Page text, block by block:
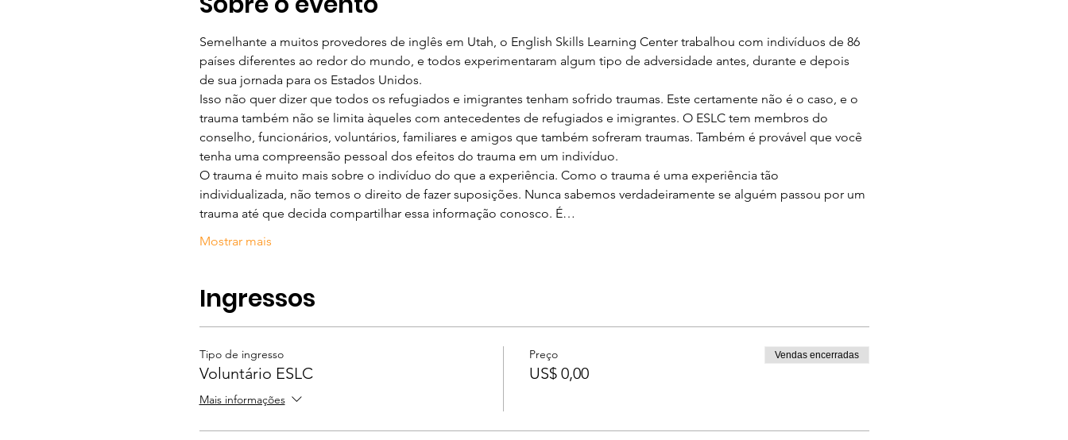
Semelhante a muitos provedores de inglês em Utah, o English Skills Learning Center trabalhou com indivíduos de 86
países diferentes ao redor do mundo, e todos experimentaram algum tipo de adversidade antes, durante e depois
de sua jornada para os Estados Unidos.
Isso não quer dizer que todos os refugiados e imigrantes tenham sofrido traumas. Este certamente não é o caso, e o
trauma também não se limita àqueles com antecedentes de refugiados e imigrantes. O ESLC tem membros do
conselho, funcionários, voluntários, familiares e amigos que também sofreram traumas. Também é provável que você
tenha uma compreensão pessoal dos efeitos do trauma em um indivíduo.
O trauma é muito mais sobre o indivíduo do que a experiência. Como o trauma é uma experiência tão
individualizada, não temos o direito de fazer suposições. Nunca sabemos verdadeiramente se alguém passou por um
trauma até que decida compartilhar essa informação conosco. É…
Mostrar mais
Ingressos
Tipo de ingresso
Voluntário ESLC
Mais informações
Preço
US$ 0,00
Vendas encerradas